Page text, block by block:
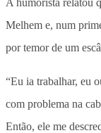
Melhem e, num
por temor de um
“Eu ia trabalhar, eu
com problema na
Então, ele me